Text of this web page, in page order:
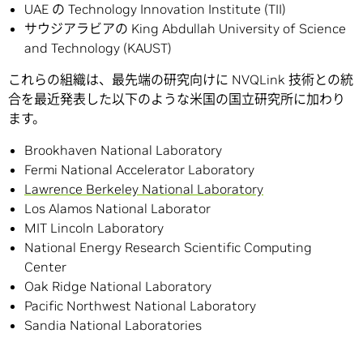
UAE の Technology Innovation Institute (TII)
サウジアラビアの King Abdullah University of Science
and Technology (KAUST)
これらの組織は、最先端の研究向けに NVQLink 技術との統
合を最近発表した以下のような米国の国立研究所に加わり
ます。
Brookhaven National Laboratory
Fermi National Accelerator Laboratory
Lawrence Berkeley National Laboratory
Los Alamos National Laborator
MIT Lincoln Laboratory
National Energy Research Scientific Computing
Center
Oak Ridge National Laboratory
Pacific Northwest National Laboratory
Sandia National Laboratories